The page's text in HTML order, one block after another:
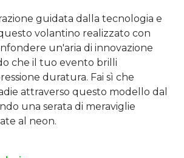
guidata dalla tecnologia e
volantino realizzato con
un'aria di innovazione
che il tuo evento brilli
duratura. Fai sì che
attraverso questo modello dal
una serata di meraviglie